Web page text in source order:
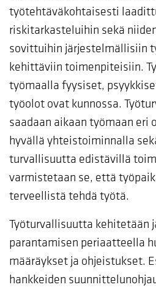
työtehtäväkohtaisesti
riskitarkasteluihin sekä
sovittuihin järjestelmällisiin
kehittäviin toimenpiteisiin.
työmaalla fyysiset,
työolot ovat kunnossa.
saadaan aikaan työmaan eri
hyvällä yhteistoiminnalla
turvallisuutta edistävillä
varmistetaan se, että
terveellistä tehdä työtä.
Työturvallisuutta kehitetään
parantamisen periaatteella
määräykset ja ohjeistukset.
hankkeiden